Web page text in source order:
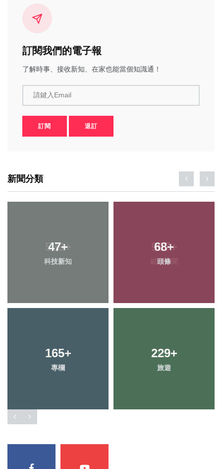
訂閱我們的電子報
了解時事、接收新知、在家也能當個知識通！
請鍵入Email
訂閱 退訂
新聞分類
47+
科技新知
68+
頭條
165+
專欄
229+
旅遊
539+
社會
967+
綜合新聞
3+
大陸
105+
農業